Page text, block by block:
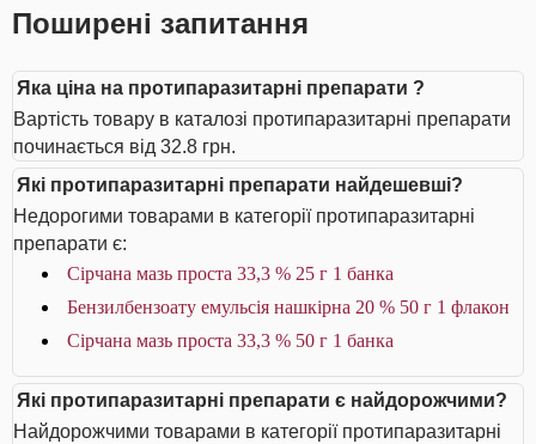
Поширені запитання
Яка ціна на протипаразитарні препарати ?
Вартість товару в каталозі протипаразитарні препарати
починається від 32.8 грн.
Які протипаразитарні препарати найдешевші?
Недорогими товарами в категорії протипаразитарні
препарати є:
Сірчана мазь проста 33,3 % 25 г 1 банка
Бензилбензоату емульсія нашкірна 20 % 50 г 1 флакон
Сірчана мазь проста 33,3 % 50 г 1 банка
Які протипаразитарні препарати є найдорожчими?
Найдорожчими товарами в категорії протипаразитарні